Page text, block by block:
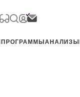
ПРОГРАММЫАНАЛИЗЫ